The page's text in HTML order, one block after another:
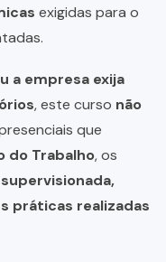
exigidas para o
a empresa exija
, este curso não
que
do Trabalho, os
práticas realizadas